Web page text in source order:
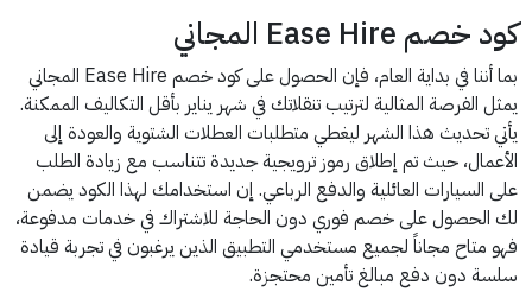
كود خصم Ease Hire المجاني
بما أننا في بداية العام، فإن الحصول على كود خصم Ease Hire المجاني
يمثل الفرصة المثالية لترتيب تنقلاتك في شهر يناير بأقل التكاليف الممكنة.
يأتي تحديث هذا الشهر ليغطي متطلبات العطلات الشتوية والعودة إلى
الأعمال، حيث تم إطلاق رموز ترويجية جديدة تتناسب مع زيادة الطلب
على السيارات العائلية والدفع الرباعي. إن استخدامك لهذا الكود يضمن
لك الحصول على خصم فوري دون الحاجة للاشتراك في خدمات مدفوعة،
فهو متاح مجاناً لجميع مستخدمي التطبيق الذين يرغبون في تجربة قيادة
سلسة دون دفع مبالغ تأمين محتجزة.